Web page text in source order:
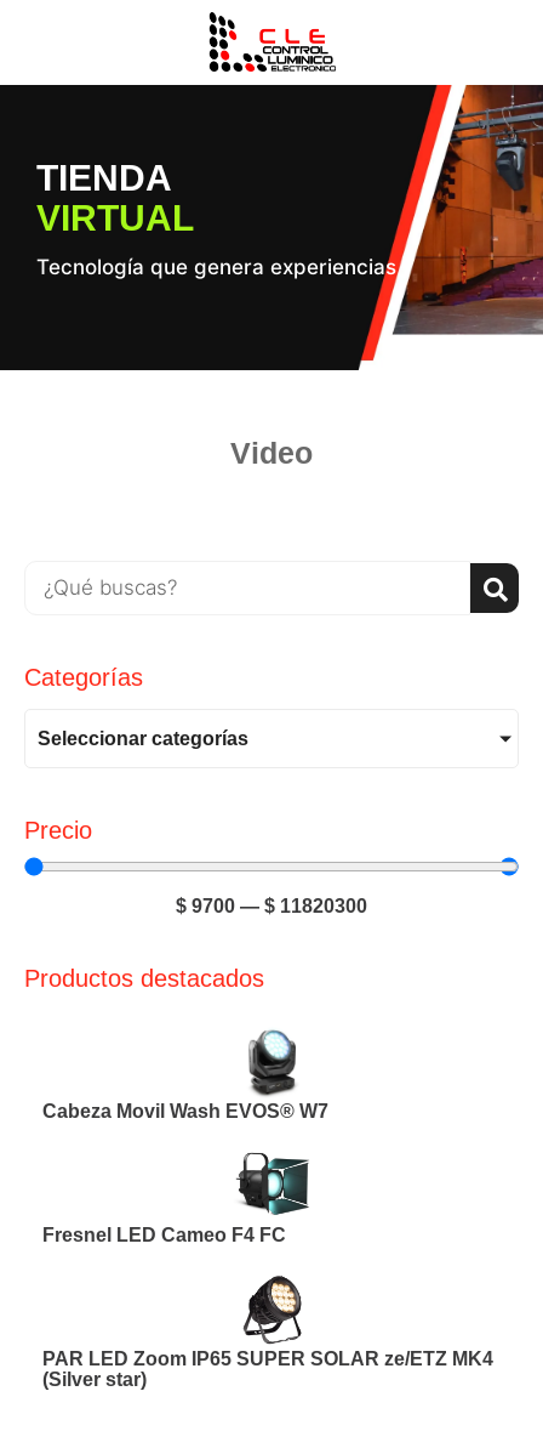
TIENDA
VIRTUAL
Tecnología que genera experiencias
Video
Categorías
Seleccionar categorías
Precio
$ 9700 — $ 11820300
Productos destacados
Cabeza Movil Wash EVOS® W7
Fresnel LED Cameo F4 FC
PAR LED Zoom IP65 SUPER SOLAR ze/ETZ MK4
(Silver star)